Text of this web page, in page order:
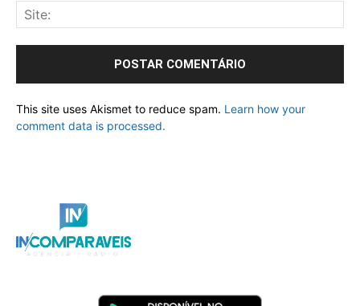
This site uses Akismet to reduce spam. Learn how your
comment data is processed.